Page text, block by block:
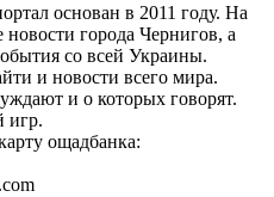
основан в 2011 году. На
новости города Чернигов, а
со всей Украины.
и новости всего мира.
и о которых говорят.
игр.
ощадбанка: